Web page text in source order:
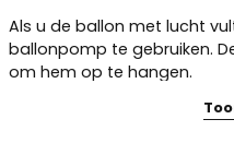
Als u de ballon met lucht
ballonpomp te gebruiken.
om hem op te hangen.